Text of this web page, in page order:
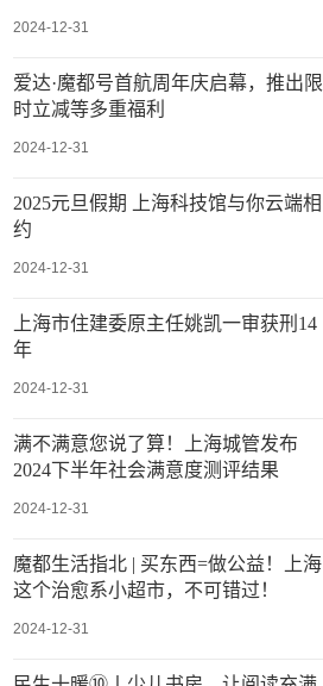
2024-12-31
爱达·魔都号首航周年庆启幕，推出限
时立减等多重福利
2024-12-31
2025元旦假期 上海科技馆与你云端相
约
2024-12-31
上海市住建委原主任姚凯一审获刑14
年
2024-12-31
满不满意您说了算！上海城管发布
2024下半年社会满意度测评结果
2024-12-31
魔都生活指北 | 买东西=做公益！上海
这个治愈系小超市，不可错过！
2024-12-31